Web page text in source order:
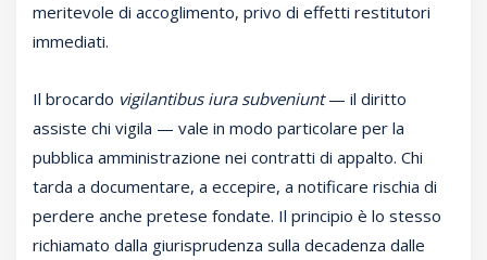
meritevole di accoglimento, privo di effetti restitutori
immediati.
Il brocardo vigilantibus iura subveniunt— il diritto
assiste chi vigila — vale in modo particolare per la
pubblica amministrazione nei contratti di appalto. Chi
tarda a documentare, a eccepire, a notificare rischia di
perdere anche pretese fondate. Il principio è lo stesso
richiamato dalla giurisprudenza sulla decadenza dalle